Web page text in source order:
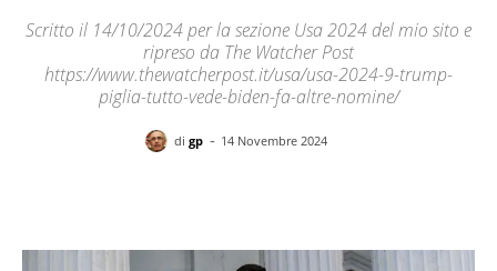
Scritto il 14/10/2024 per la sezione Usa 2024 del mio sito e
ripreso da The Watcher Post
https://www.thewatcherpost.it/usa/usa-2024-9-trump-
piglia-tutto-vede-biden-fa-altre-nomine/
di gp - 14 Novembre 2024